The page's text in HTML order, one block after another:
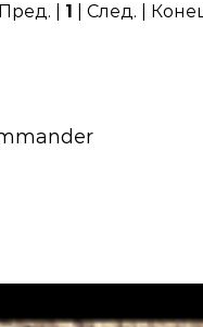
| 1 | След. |